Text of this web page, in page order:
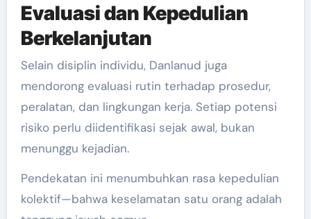
Evaluasi dan Kepedulian
Berkelanjutan
Selain disiplin individu, Danlanud juga
mendorong evaluasi rutin terhadap prosedur,
peralatan, dan lingkungan kerja. Setiap potensi
risiko perlu diidentifikasi sejak awal, bukan
menunggu kejadian.
Pendekatan ini menumbuhkan rasa kepedulian
kolektif—bahwa keselamatan satu orang adalah